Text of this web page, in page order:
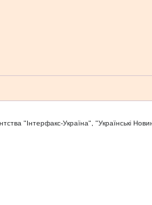
"Iнтерфакс-Україна", "Українськi